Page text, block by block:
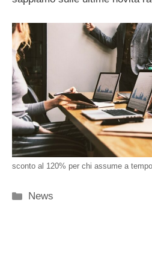
sconto al 120% per chi assume a
Categorie
News